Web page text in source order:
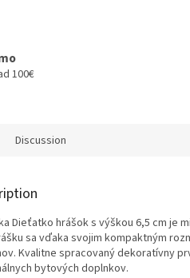
100€
Discussion
Dieťatko hrášok s výškou 6,5 cm je
sa vďaka svojim kompaktným
Kvalitne spracovaný dekoratívny
bytových doplnkov.